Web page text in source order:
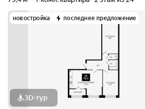
новостройка последнее предложение
3D-тур